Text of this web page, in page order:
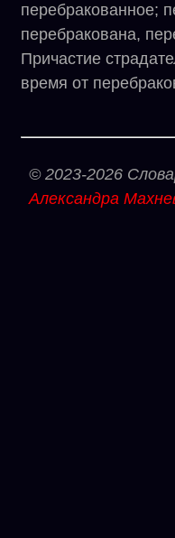
перебракованное;
перебракована,
Причастие
время от
© 2023-2026
Александра